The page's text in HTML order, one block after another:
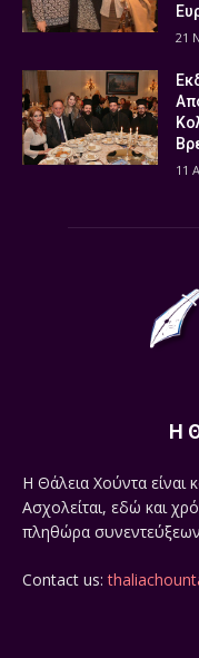
21
11
Η
Η Θάλεια Χούντα είναι
Ασχολείται, εδώ και
πληθώρα
Contact us: